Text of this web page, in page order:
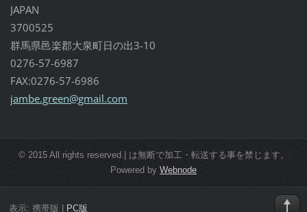
JAPAN
3700525
群馬県邑楽郡大泉町日の出3-10
0276-57-6987
FAX:0276-57-6986
jambe.green@gmail.com
© 2015 All rights reserved.| は無断で加工・転送する事を禁じます。
Powered by Webnode
表示: 携帯版 | PC版